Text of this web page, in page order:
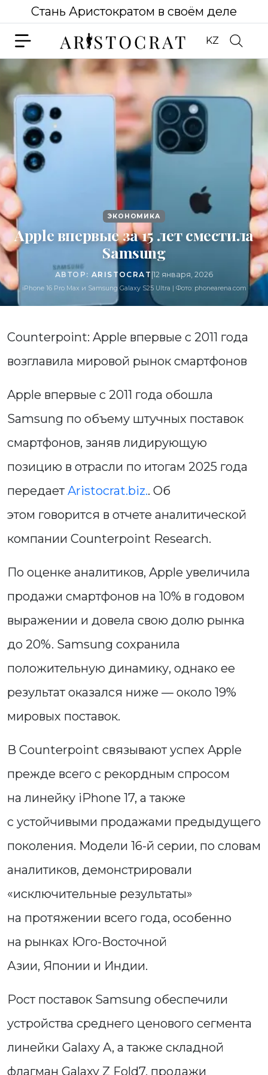
Стань Аристократом в своём деле
KZ
ЭКОНОМИКА
Apple впервые за 15 лет сместила
Samsung
АВТОР: ARISTOCRAT |12 января, 2026
iPhone 16 Pro Max и Samsung Galaxy S25 Ultra | Фото: phonearena.com
Counterpoint: Apple впервые с 2011 года
возглавила мировой рынок смартфонов
Apple впервые с 2011 года обошла
Samsung по объему штучных поставок
смартфонов, заняв лидирующую
позицию в отрасли по итогам 2025 года
передаетAristocrat.biz.. Об
этом говорится в отчете аналитической
компании Counterpoint Research.
По оценке аналитиков, Apple увеличила
продажи смартфонов на 10% в годовом
выражении и довела свою долю рынка
до 20%. Samsung сохранила
положительную динамику, однако ее
результат оказался ниже — около 19%
мировых поставок.
В Counterpoint связывают успех Apple
прежде всего с рекордным спросом
на линейку iPhone 17, а также
с устойчивыми продажами предыдущего
поколения. Модели 16-й серии, по словам
аналитиков, демонстрировали
«исключительные результаты»
на протяжении всего года, особенно
на рынках Юго-Восточной
Азии, Японии и Индии.
Рост поставок Samsung обеспечили
устройства среднего ценового сегмента
линейки Galaxy A, а также складной
флагман Galaxy Z Fold7, продажи